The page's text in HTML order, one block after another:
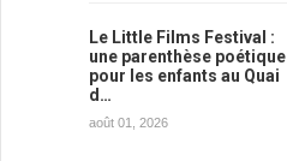
Le Little Films Festival :
une parenthèse poétique
pour les enfants au Quai
d…
août 01, 2026